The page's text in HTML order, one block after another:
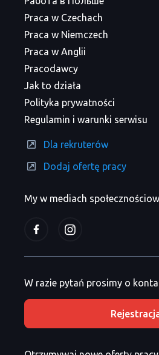
My w mediach
Praca w Czechach
Praca w Niemczech
Praca w Anglii
Pracodawcy
Jak to działa
Polityka prywatności
Regulamin i warunki serwisu
Dla rekruterów
Dodaj ofertę pracy
W razie pytań prosimy o